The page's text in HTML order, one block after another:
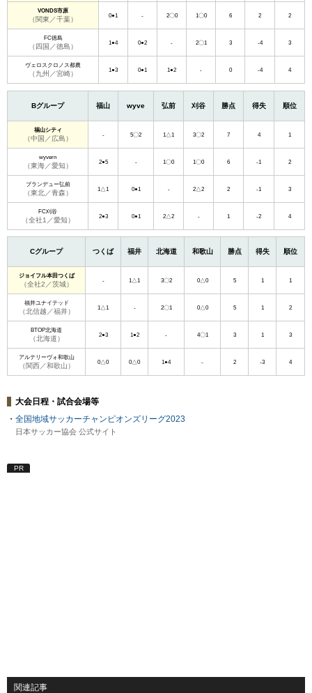
VONDS市原
（関東／千葉） 0●1 - 2〇0 1〇0 6 2 2
FC徳島
（四国／徳島） 1●4 0●2 - 2〇1 3 -4 3
ヴェロスクロノス都農
（九州／宮崎） 1●3 0●1 1●2 - 0 -4 4
Bグループ 福山 wyve 弘前 刈谷 勝点 得失 順位
福山シティ
（中国／広島） - 5〇2 1△1 3〇2 7 4 1
wyvern
（東海／愛知） 2●5 - 1〇0 1〇0 6 -1 2
ブランデュー弘前
（東北／青森） 1△1 0●1 - 2△2 2 -1 3
FC刈谷
（全社1／愛知） 2●3 0●1 2△2 - 1 -2 4
Cグループ つくば 福井 北海道 和歌山 勝点 得失 順位
ジョイフル本田つくば
（全社2／茨城） - 1△1 3〇2 0△0 5 1 1
福井ユナイテッド
（北信越／福井） 1△1 - 2〇1 0△0 5 1 2
BTOP北海道
（北海道） 2●3 1●2 - 4〇1 3 1 3
アルテリーヴォ和歌山
（関西／和歌山） 0△0 0△0 1●4 - 2 -3 4
大会日程・試合会場等
・ 全国地域サッカーチャンピオンズリーグ2023
日本サッカー協会 公式サイト
PR
関連記事